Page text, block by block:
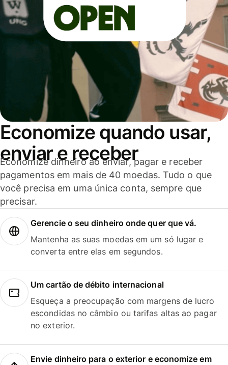
Economize quando usar,
enviar e receber
Economize dinheiro ao enviar, pagar e receber
pagamentos em mais de 40 moedas. Tudo o que
você precisa em uma única conta, sempre que
precisar.
Gerencie o seu dinheiro onde quer que vá.
Mantenha as suas moedas em um só lugar e
converta entre elas em segundos.
Um cartão de débito internacional
Esqueça a preocupação com margens de lucro
escondidas no câmbio ou tarifas altas ao pagar
no exterior.
Envie dinheiro para o exterior e economize em